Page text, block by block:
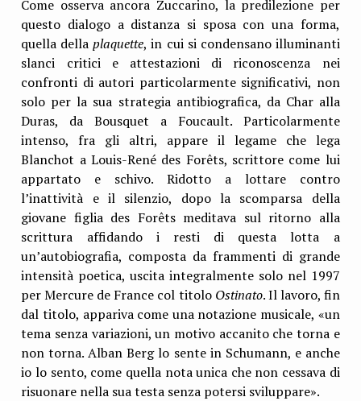
Come osserva ancora Zuccarino, la predilezione per
questo dialogo a distanza si sposa con una forma,
quella dellaplaquette, in cui si condensano illuminanti
slanci critici e attestazioni di riconoscenza nei
confronti di autori particolarmente significativi, non
solo per la sua strategia antibiografica, da Char alla
Duras, da Bousquet a Foucault. Particolarmente
intenso, fra gli altri, appare il legame che lega
Blanchot a Louis-René des Forêts, scrittore come lui
appartato e schivo. Ridotto a lottare contro
l’inattività e il silenzio, dopo la scomparsa della
giovane figlia des Forêts meditava sul ritorno alla
scrittura affidando i resti di questa lotta a
un’autobiografia, composta da frammenti di grande
intensità poetica, uscita integralmente solo nel 1997
per Mercure de France col titolo Ostinato. Il lavoro, fin
dal titolo, appariva come una notazione musicale, «un
tema senza variazioni, un motivo accanito che torna e
non torna. Alban Berg lo sente in Schumann, e anche
io lo sento, come quella nota unica che non cessava di
risuonare nella sua testa senza potersi sviluppare».